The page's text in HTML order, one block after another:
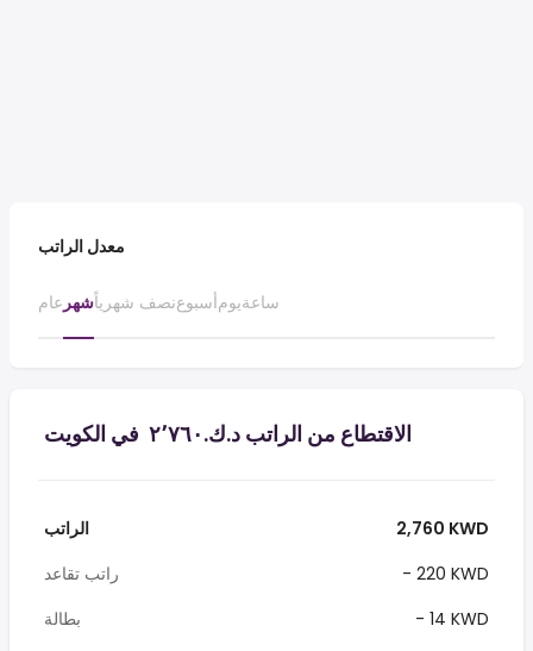
معدل الراتب
عام شهرنصف شهرياًأسبوعيومساعة
الاقتطاع من الراتب د.ك.‏٢٬٧٦٠ ‏ في الكويت
الراتب
2,760 KWD
راتب تقاعد
- 220 KWD
بطالة
- 14 KWD